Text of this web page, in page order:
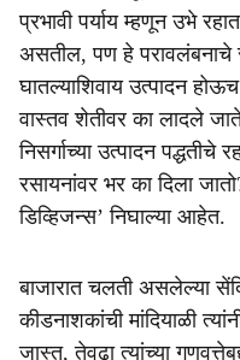
प्रभावी पर्याय म्हणून उभे
असतील, पण हे परावलंबनाचे
घातल्याशिवाय उत्पादन
वास्तव शेतीवर का लादले
निसर्गाच्या उत्पादन
रसायनांवर भर का दिला
डिव्हिजन्स’ निघाल्या आहेत.
बाजारात चलती असलेल्या
कीडनाशकांची मांदियाळी
जास्त, तेवढा त्यांच्या